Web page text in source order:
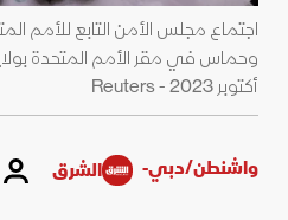
اجتماع مجلس الأمن التابع للأمم
أكتوبر 2023 - Reuters
واشنطن/دبي- الشرق